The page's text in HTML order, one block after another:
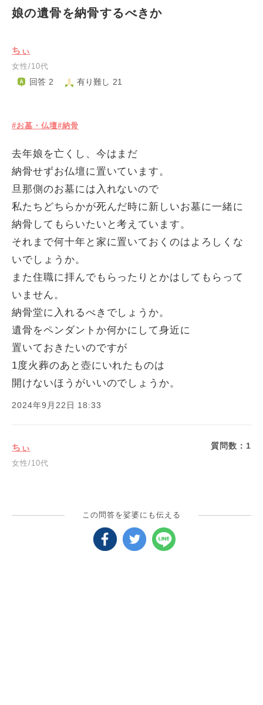
娘の遺骨を納骨するべきか
ちぃ
女性/10代
回答 2 有り難し 21
#お墓・仏壇#納骨
去年娘を亡くし、今はまだ
納骨せずお仏壇に置いています。
旦那側のお墓には入れないので
私たちどちらかが死んだ時に新しいお墓に一緒に
納骨してもらいたいと考えています。
それまで何十年と家に置いておくのはよろしくな
いでしょうか。
また住職に拝んでもらったりとかはしてもらって
いません。
納骨堂に入れるべきでしょうか。
遺骨をペンダントか何かにして身近に
置いておきたいのですが
1度火葬のあと壺にいれたものは
開けないほうがいいのでしょうか。
2024年9月22日 18:33
ちぃ
女性/10代
質問数： 1
この問答を娑婆にも伝える